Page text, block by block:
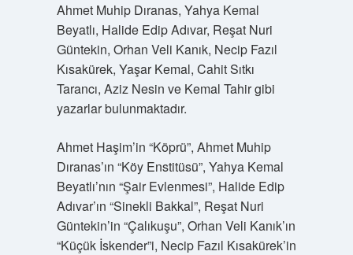
Ahmet Muhip Dıranas, Yahya Kemal
Beyatlı, Halide Edip Adıvar, Reşat Nuri
Güntekin, Orhan Veli Kanık, Necip Fazıl
Kısakürek, Yaşar Kemal, Cahit Sıtkı
Tarancı, Aziz Nesin ve Kemal Tahir gibi
yazarlar bulunmaktadır.
Ahmet Haşim’in “Köprü”, Ahmet Muhip
Dıranas’ın “Köy Enstitüsü”, Yahya Kemal
Beyatlı’nın “Şair Evlenmesi”, Halide Edip
Adıvar’ın “Sinekli Bakkal”, Reşat Nuri
Güntekin’in “Çalıkuşu”, Orhan Veli Kanık’ın
“Küçük İskender”i, Necip Fazıl Kısakürek’in